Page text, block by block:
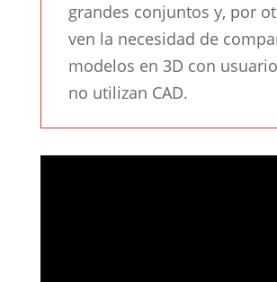
grandes conjuntos y, por
ven la necesidad de
modelos en 3D con
no utilizan CAD.